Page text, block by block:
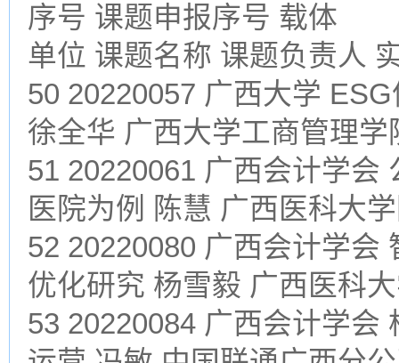
序号 课题申报序号 载体
单位 课题名称 课题负责人
50 20220057 广西大学
徐全华 广西大学工商管理学
51 20220061 广西会计学会
医院为例 陈慧 广西医科大
52 20220080 广西会计学会
优化研究 杨雪毅 广西医科
53 20220084 广西会计学会